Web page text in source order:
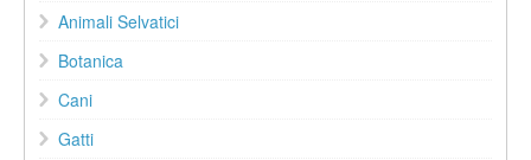
Animali Selvatici
Botanica
Cani
Gatti